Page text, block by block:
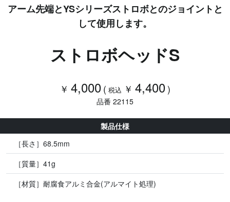
アーム先端とYSシリーズストロボとのジョイントと
して使用します。
ストロボヘッドS
￥ 4,000( 税込 ￥ 4,400)
品番 22115
製品仕様
［長さ］68.5mm
［質量］41g
［材質］耐腐食アルミ合金(アルマイト処理)